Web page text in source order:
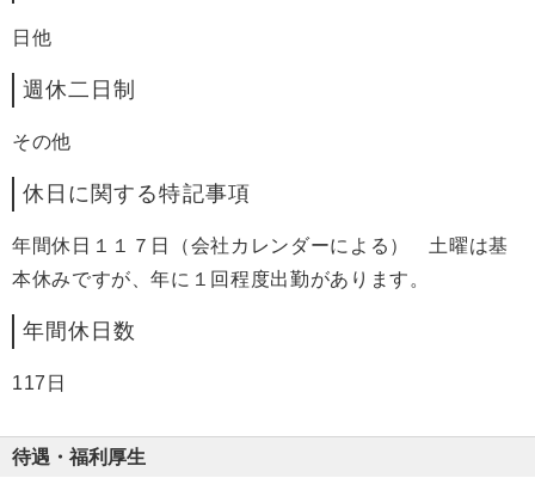
日他
週休二日制
その他
休日に関する特記事項
年間休日１１７日（会社カレンダーによる） 土曜は基
本休みですが、年に１回程度出勤があります。
年間休日数
117日
待遇・福利厚生